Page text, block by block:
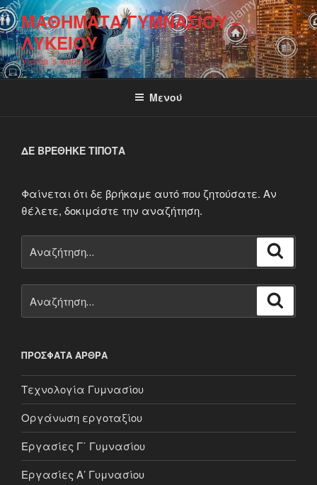
Μετάβαση
στο
περιεχόμενο
ΜΑΘΉΜΑΤΑ ΓΥΜΝΑΣΊΟΥ –
ΛΥΚΕΊΟΥ
Vasilia 's website
Μενού
ΔΕ ΒΡΈΘΗΚΕ ΤΊΠΟΤΑ
Φαίνεται ότι δε βρήκαμε αυτό που ζητούσατε. Αν
θέλετε, δοκιμάστε την αναζήτηση.
για:
για:
ΠΡΌΣΦΑΤΑ ΆΡΘΡΑ
Τεχνολογία Γυμνασίου
Οργάνωση εργοταξίου
Εργασίες Γ΄ Γυμνασίου
Εργασίες Α’ Γυμνασίου